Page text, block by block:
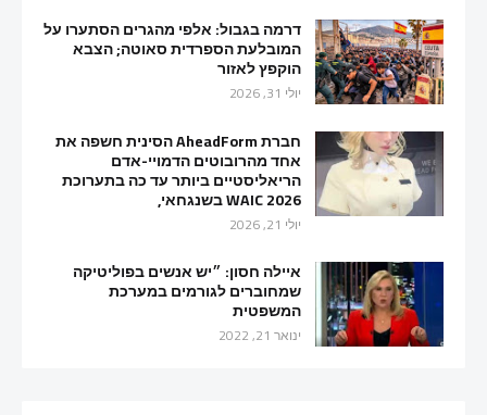
דרמה בגבול: אלפי מהגרים הסתערו על
המובלעת הספרדית סאוטה; הצבא
הוקפץ לאזור
יולי 31, 2026
חברת AheadForm הסינית חשפה את
אחד מהרובוטים הדמויי-אדם
הריאליסטיים ביותר עד כה בתערוכת
WAIC 2026 בשנגחאי,
יולי 21, 2026
איילה חסון: ״יש אנשים בפוליטיקה
שמחוברים לגורמים במערכת
המשפטית
ינואר 21, 2022